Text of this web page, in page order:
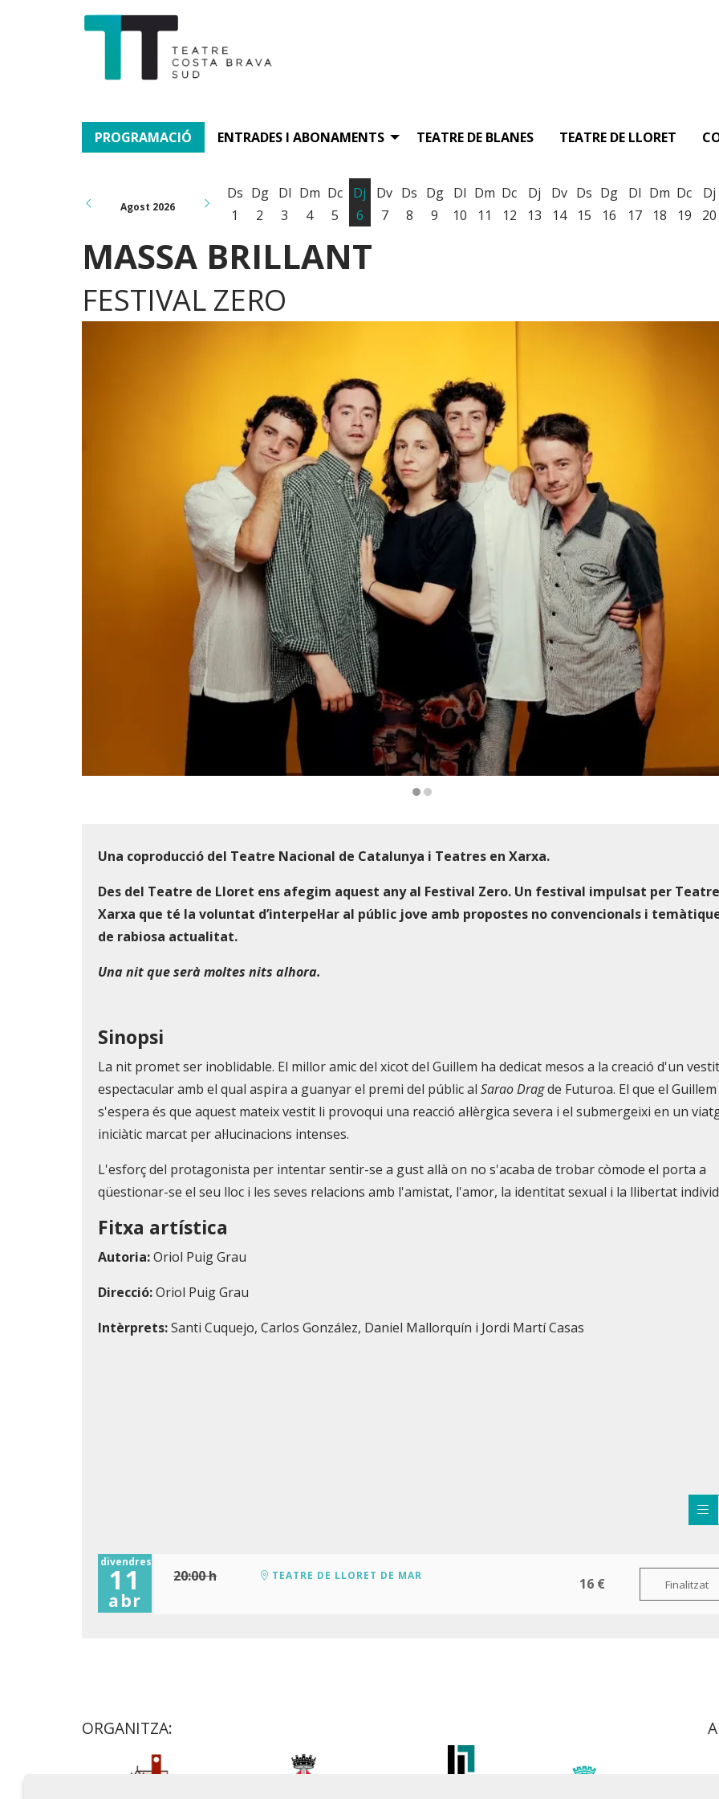
PROGRAMACIÓ ENTRADES I ABONAMENTS TEATRE DE BLANES TEATRE DE LLORET
Agost 2026
Ds
1
Dg
2
Dl
3
Dm
4
Dc
5
Dj
6
Dv
7
Ds
8
Dg
9
Dl
10
Dm
11
Dc
12
Dj
13
Dv
14
Ds
15
Dg
16
Dl
17
Dm
18
Dc
19
Dj
20
MASSA BRILLANT
FESTIVAL ZERO
Una coproducció del Teatre Nacional de Catalunya i Teatres en Xarxa.
Des del Teatre de Lloret ens afegim aquest any al Festival Zero. Un festival impulsat per
Xarxa que té la voluntat d’interpel·lar al públic jove amb propostes no convencionals i
de rabiosa actualitat.
Una nit que serà moltes nits alhora.
Sinopsi
La nit promet ser inoblidable. El millor amic del xicot del Guillem ha dedicat mesos a la creació d'un vestit
espectacular amb el qual aspira a guanyar el premi del públic al Sarao Dragde Futuroa. El que el
s'espera és que aquest mateix vestit li provoqui una reacció al·lèrgica severa i el submergeixi en un
iniciàtic marcat per al·lucinacions intenses.
L'esforç del protagonista per intentar sentir-se a gust allà on no s'acaba de trobar còmode el porta a
qüestionar-se el seu lloc i les seves relacions amb l'amistat, l'amor, la identitat sexual i la llibertat
Fitxa artística
Autoria:Oriol Puig Grau
Direcció:Oriol Puig Grau
Intèrprets:Santi Cuquejo, Carlos González, Daniel Mallorquín i Jordi Martí Casas
divendres
11
abr
20:00 h TEATRE DE LLORET DE MAR 16 € Finalitzat
ORGANITZA: